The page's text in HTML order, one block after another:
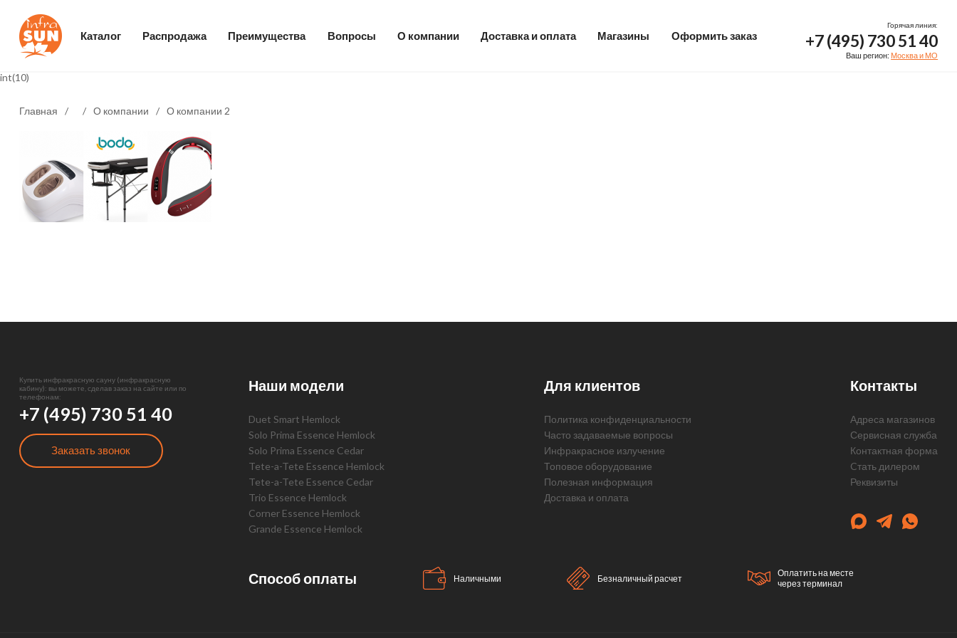
Горячая линия:
+7 (495) 730 51 40
Ваш регион: Москва и МО
Каталог Распродажа Преимущества Вопросы О компании Доставка и оплата Магазины Оформить заказ
int(10)
Главная / / О компании / О компании 2
Купить инфракрасную сауну (инфракрасную
кабину): вы можете, сделав заказ на сайте или по
телефонам:
+7 (495) 730 51 40
Заказать звонок
Наши модели
Duet Smart Hemlock
Solo Prima Essence Hemlock
Solo Prima Essence Cedar
Tete-a-Tete Essence Hemlock
Tete-a-Tete Essence Cedar
Trio Essence Hemlock
Corner Essence Hemlock
Grande Essence Hemlock
Для клиентов
Политика конфиденциальности
Часто задаваемые вопросы
Инфракрасное излучение
Топовое оборудование
Полезная информация
Доставка и оплата
Контакты
Адреса магазинов
Сервисная служба
Контактная форма
Cтать дилером
Реквизиты
Способ оплаты Наличными Безналичный расчет
Оплатить на месте
через терминал